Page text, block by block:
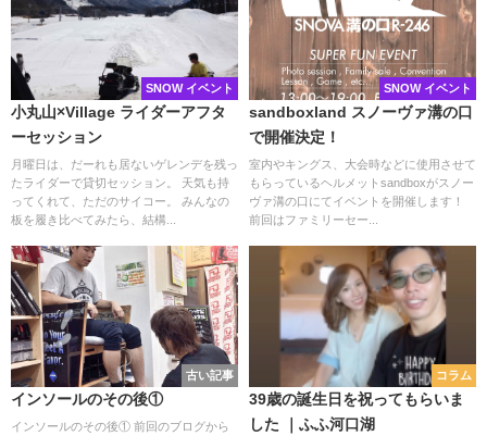
SNOW イベント
小丸山×Village ライダーアフタ
ーセッション
月曜日は、だーれも居ないゲレンデを残っ
たライダーで貸切セッション。 天気も持
ってくれて、ただのサイコー。 みんなの
板を履き比べてみたら、結構...
SNOW イベント
sandboxland スノーヴァ溝の口
で開催決定！
室内やキングス、大会時などに使用させて
もらっているヘルメットsandboxがスノー
ヴァ溝の口にてイベントを開催します！
前回はファミリーセー...
古い記事
インソールのその後①
インソールのその後① 前回のブログから
コラム
39歳の誕生日を祝ってもらいま
した ｜ふふ河口湖